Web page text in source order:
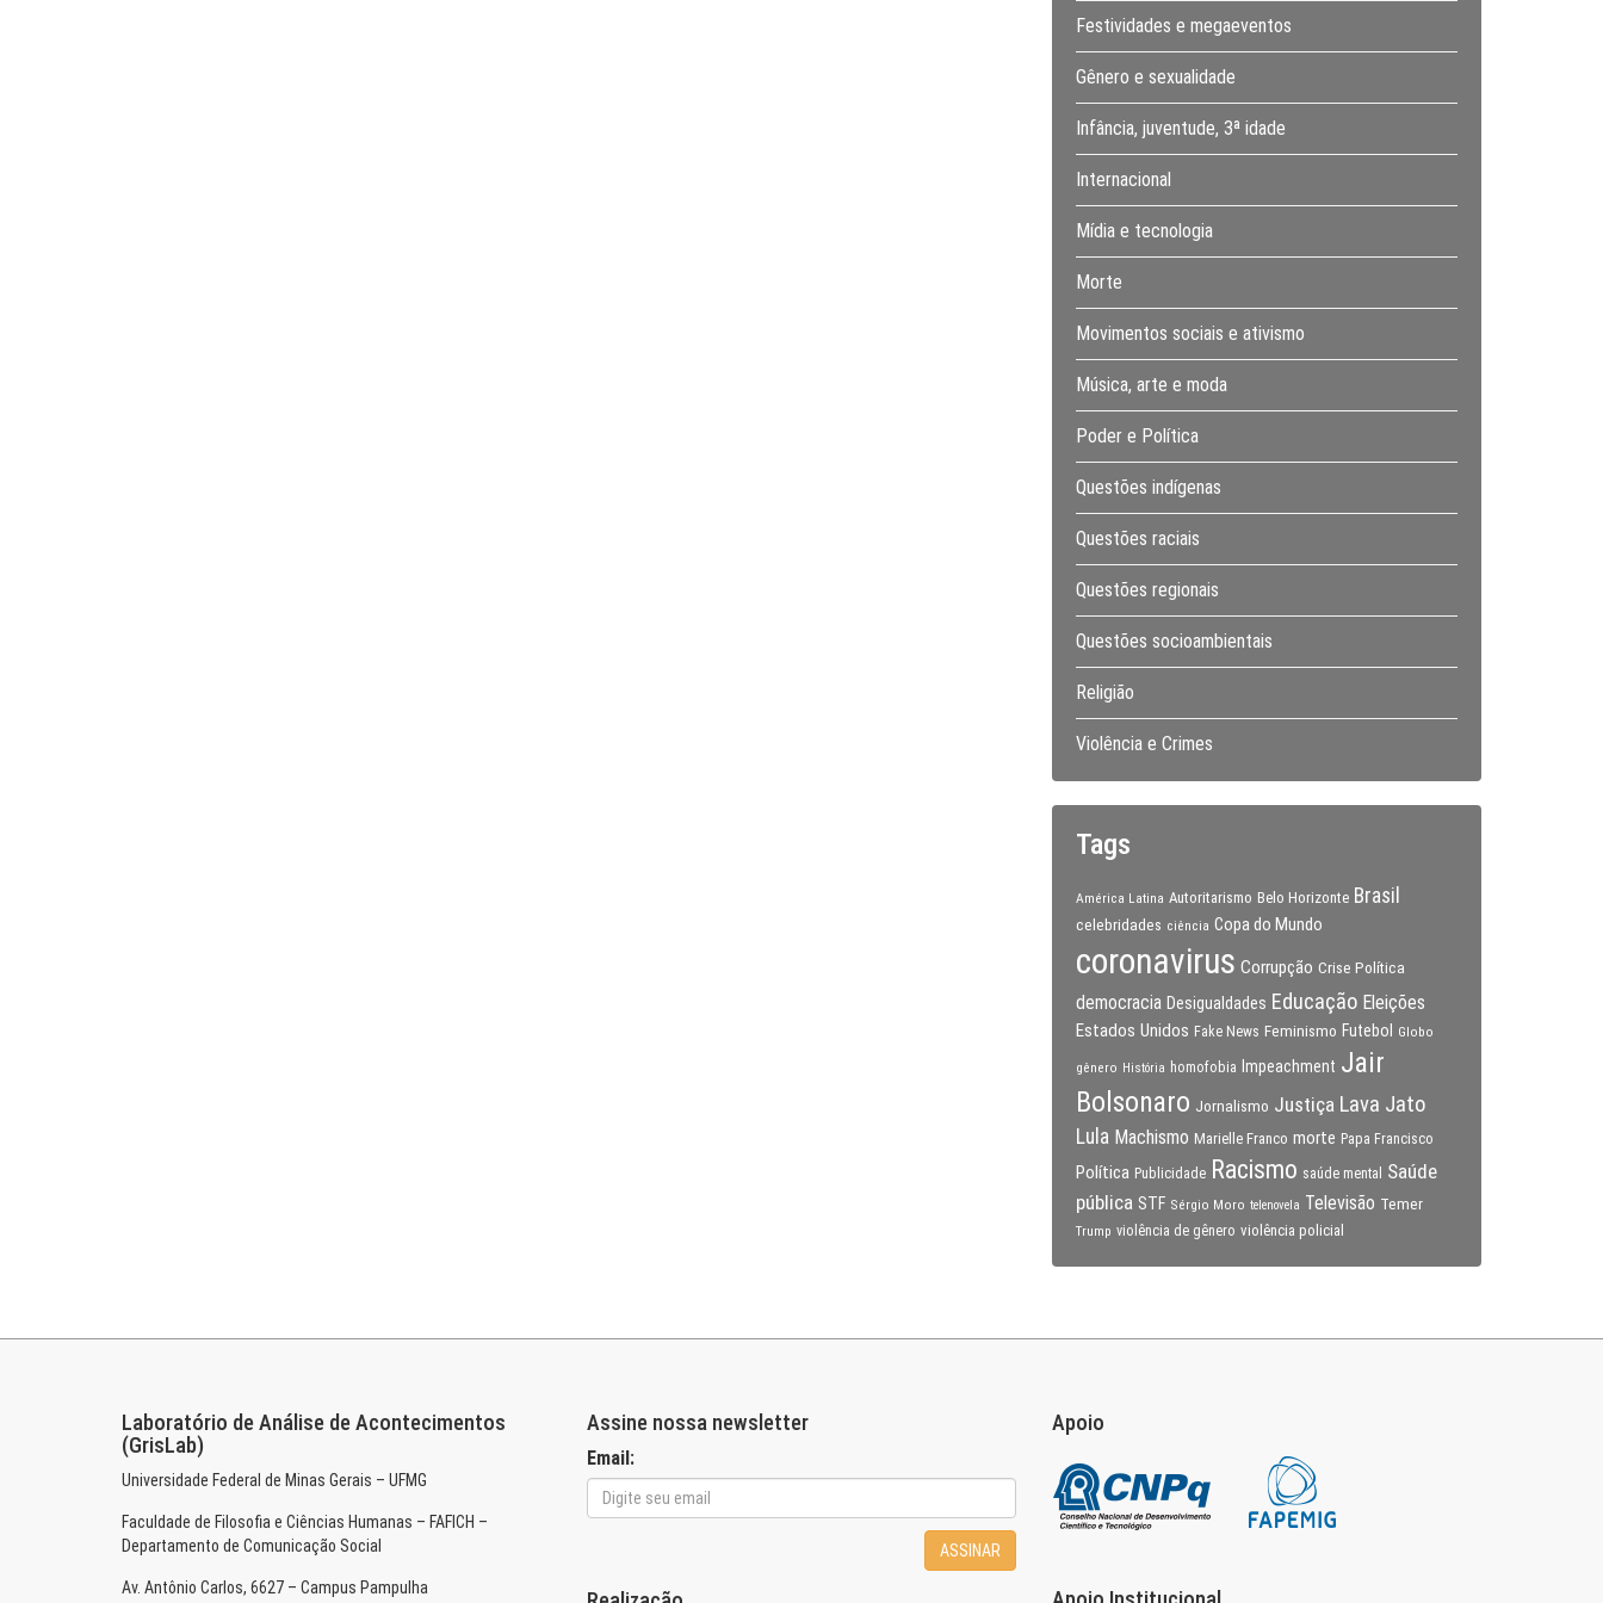
Festividades e megaeventos
Gênero e sexualidade
Infância, juventude, 3ª idade
Internacional
Mídia e tecnologia
Morte
Movimentos sociais e ativismo
Música, arte e moda
Poder e Política
Questões indígenas
Questões raciais
Questões regionais
Questões socioambientais
Religião
Violência e Crimes
Tags
América Latina Autoritarismo Belo Horizonte Brasil
celebridades ciência Copa do Mundo
coronavirus Corrupção Crise Política
democracia Desigualdades Educação Eleições
Estados Unidos Fake News Feminismo Futebol Globo
gênero História homofobia Impeachment Jair
Bolsonaro Jornalismo Justiça Lava Jato
Lula Machismo Marielle Franco morte Papa Francisco
Política Publicidade Racismo saúde mental
Saúde
pública STF Sérgio Moro telenovela Televisão Temer
Trump violência de gênero violência policial
Laboratório de Análise de Acontecimentos
(GrisLab)
Universidade Federal de Minas Gerais – UFMG
Faculdade de Filosofia e Ciências Humanas – FAFICH –
Departamento de Comunicação Social
Av. Antônio Carlos, 6627 – Campus Pampulha
Assine nossa newsletter
Email:
ASSINAR
Apoio